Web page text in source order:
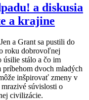
a diskusia
a krajine
a Grant sa pustili do
roku dobrovoľnej
úsilie stálo a čo im
dvoch mladých
inšpirovať zmeny v
súvislosti o
civilizácie.